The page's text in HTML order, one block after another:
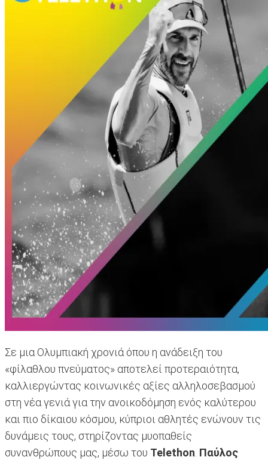
Σε μια Ολυμπιακή χρονιά όπου η ανάδειξη του
«φίλαθλου πνεύματος» αποτελεί προτεραιότητα,
καλλιεργώντας κοινωνικές αξίες αλληλοσεβασμού
στη νέα γενιά για την ανοικοδόμηση ενός καλύτερου
και πιο δίκαιου κόσμου, κύπριοι αθλητές ενώνουν τις
δυνάμεις τους, στηρίζοντας μυοπαθείς
συνανθρώπους μας, μέσω του Telethon. Παύλος